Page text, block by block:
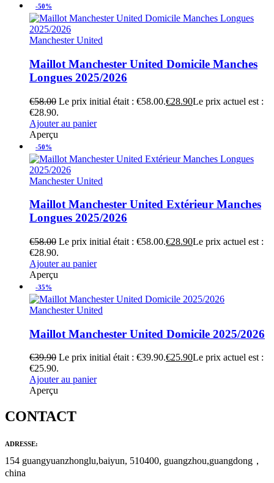
-50%
Manchester United
Maillot Manchester United Domicile Manches
Longues 2025/2026
€58.00 Le prix initial était : €58.00.€28.90Le prix actuel est :
€28.90.
Ajouter au panier
Aperçu
-50%
Manchester United
Maillot Manchester United Extérieur Manches
Longues 2025/2026
€58.00 Le prix initial était : €58.00.€28.90Le prix actuel est :
€28.90.
Ajouter au panier
Aperçu
-35%
Manchester United
Maillot Manchester United Domicile 2025/2026
€39.90 Le prix initial était : €39.90.€25.90Le prix actuel est :
€25.90.
Ajouter au panier
Aperçu
CONTACT
ADRESSE:
154 guangyuanzhonglu,baiyun, 510400, guangzhou,guangdong，
china